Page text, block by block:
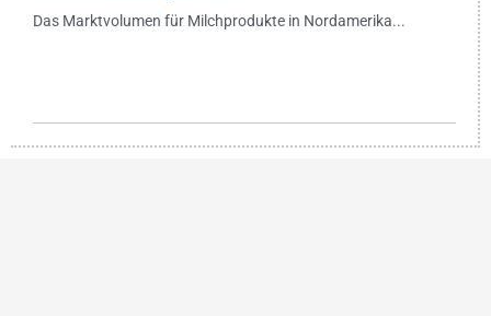
Das Marktvolumen für Milchprodukte in Nordamerika...